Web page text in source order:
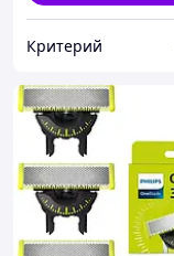
Критерий